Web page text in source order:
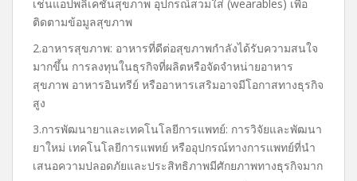
เช่นแอปพลิเคชันสุขภาพ อุปกรณ์สวมใส่ (wearables) เพื่อ
ติดตามข้อมูลสุขภาพ
2.อาหารสุขภาพ: อาหารที่ดีต่อสุขภาพกำลังได้รับความสนใจ
มากขึ้น การลงทุนในธุรกิจที่ผลิตหรือจัดจำหน่ายอาหาร
สุขภาพ อาหารอินทรีย์ หรืออาหารเสริมอาจมีโอกาสทางธุรกิจ
สูง
3.การพัฒนายาและเทคโนโลยีการแพทย์: การวิจัยและพัฒนา
ยาใหม่ เทคโนโลยีการแพทย์ หรืออุปกรณ์ทางการแพทย์ที่นำ
เสนอความปลอดภัยและประสิทธิภาพมีศักยภาพทางธุรกิจมาก